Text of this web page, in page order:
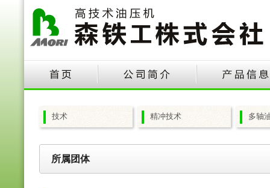
技术 精冲技术 多轴
所属团体